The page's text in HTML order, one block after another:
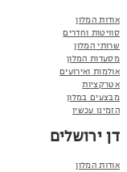
אודות המלון
סוויטות וחדרים
שרותי המלון
מסעדות המלון
אולמות ואירועים
אטרקציות
מבצעים במלון
הזמינו עכשיו
דן ירושלים
אודות המלון